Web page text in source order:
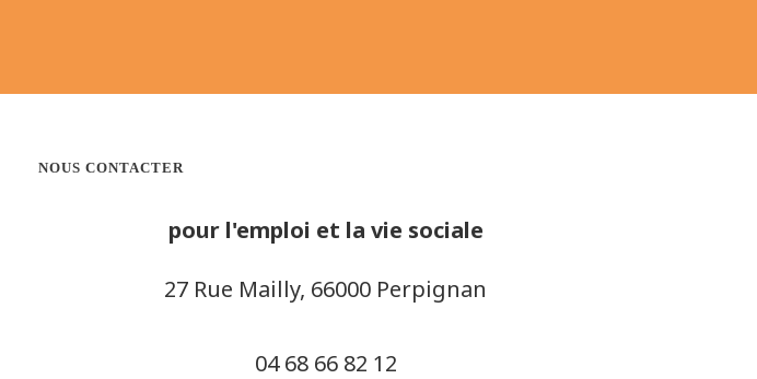
NOUS CONTACTER
pour l'emploi et la vie sociale
27 Rue Mailly, 66000 Perpignan
04 68 66 82 12